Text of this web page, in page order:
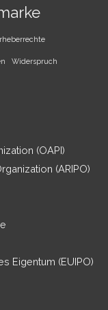
Widerspruch
(OAPI)
(ARIPO)
Eigentum (EUIPO)